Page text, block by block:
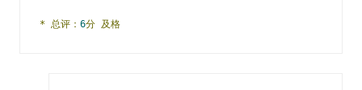
* 总评： 6分 及格